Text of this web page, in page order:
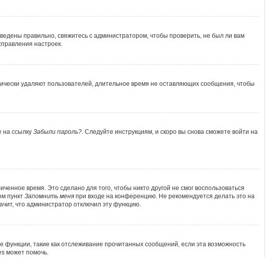
правильно, свяжитесь с администратором, чтобы проверить, не был ли вам
настроек.
удаляют пользователей, длительное время не оставляющих сообщения, чтобы
на ссылку Забыли пароль?. Следуйте инструкциям, и скоро вы снова сможете войти на
время. Это сделано для того, чтобы никто другой не смог воспользоваться
пункт Запомнить меня при входе на конференцию. Не рекомендуется делать это на
что администратор отключил эту функцию.
такие как отслеживание прочитанных сообщений, если эта возможность
может помочь.